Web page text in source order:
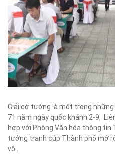
Giải cờ tướng là một trong
71 năm ngày quốc khánh 2-9,
hợp với Phòng Văn hóa thông
tướng tranh cúp Thành phố mở
vô...